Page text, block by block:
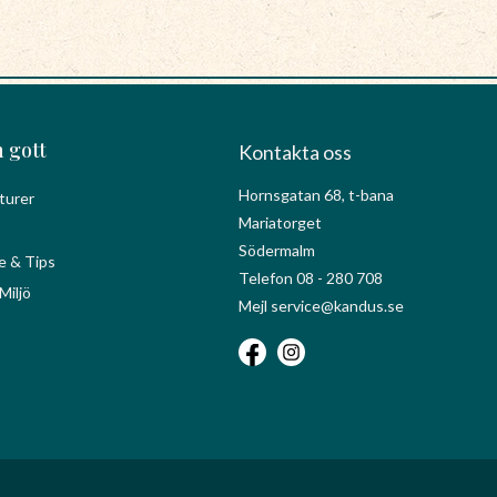
gott
& Tips
Kontakta oss
Hornsgatan 68, t-bana
Mariatorget
Södermalm
Telefon 08 - 280 708
Mejl service@kandus.se